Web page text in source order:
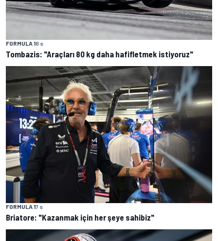
FORMULA 16 s
Tombazis: "Araçları 80 kg daha hafifletmek istiyoruz"
FORMULA 17 s
Briatore: "Kazanmak için her şeye sahibiz"